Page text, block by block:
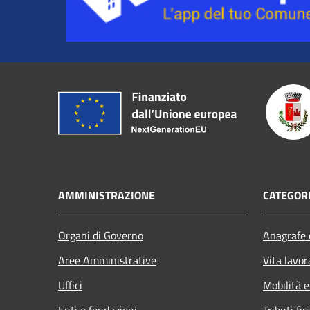
AMMINISTRAZIONE
Organi di Governo
Aree Amministrative
Uffici
Vita
Mobilità